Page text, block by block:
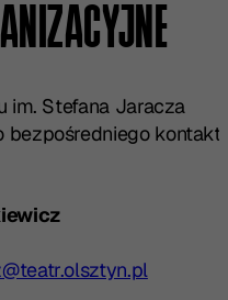
im. Stefana Jaracza
bezpośredniego